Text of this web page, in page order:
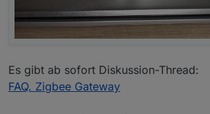
Es gibt ab sofort Diskussion-Thread:
FAQ. Zigbee Gateway